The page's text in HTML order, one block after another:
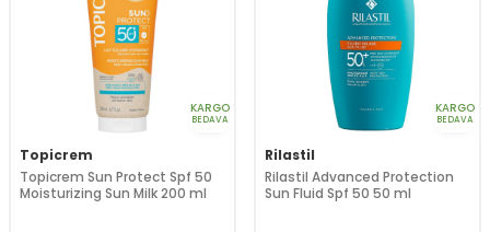
KARGO
BEDAVA
Topicrem
Topicrem Sun Protect Spf 50
Moisturizing Sun Milk 200 ml
KARGO
BEDAVA
Rilastil
Rilastil Advanced Protection
Sun Fluid Spf 50 50 ml